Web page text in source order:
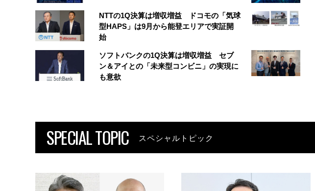
NTTの1Q決算は増収増益 ドコモの「気球
型HAPS」は9月から能登エリアで実証開
始
ソフトバンクの1Q決算は増収増益 セブ
ン＆アイとの「未来型コンビニ」の実現に
も意欲
SPECIAL TOPIC スペシャルトピック